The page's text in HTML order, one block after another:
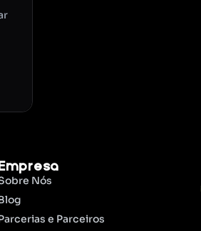
Empresa
Nós
e Parceiros